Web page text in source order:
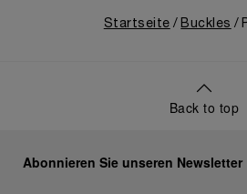
Startseite Buckles
Back to top
Abonnieren Sie unseren Newsletter